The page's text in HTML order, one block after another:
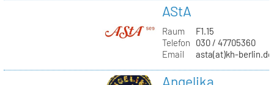
AStA
Raum
F1.15
Telefon
030 / 47705360
Email
asta(at)kh-berlin.de
Angelika